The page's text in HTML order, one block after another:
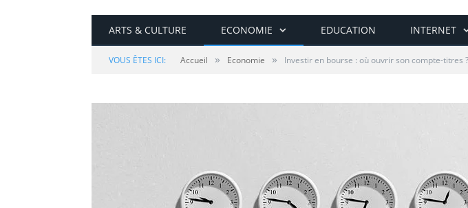
ARTS & CULTURE ECONOMIE EDUCATION INTERNET
VOUS ÊTES ICI: Accueil » Economie » Investir en bourse : où ouvrir son compte-titres ?